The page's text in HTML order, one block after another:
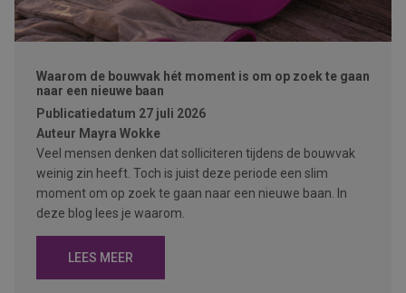
Waarom de bouwvak hét moment is om op zoek te gaan
naar een nieuwe baan
Publicatiedatum 27 juli 2026
Auteur Mayra Wokke
Veel mensen denken dat solliciteren tijdens de bouwvak
weinig zin heeft. Toch is juist deze periode een slim
moment om op zoek te gaan naar een nieuwe baan. In
deze blog lees je waarom.
LEES MEER